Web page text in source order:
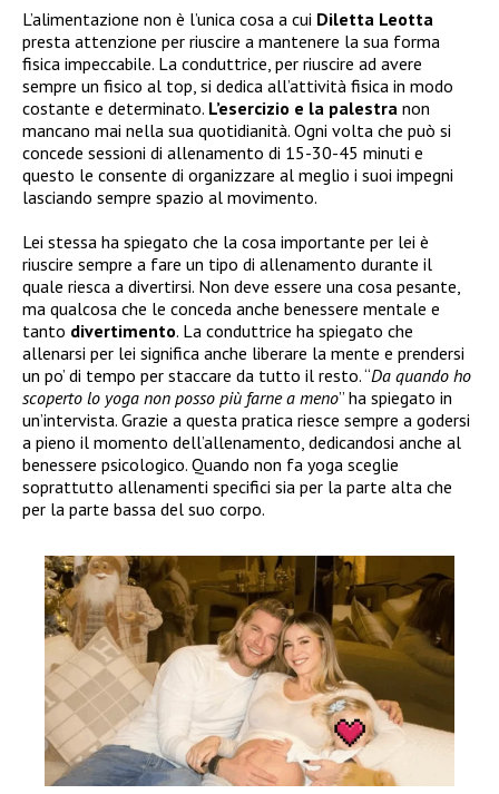
L’alimentazione non è l’unica cosa a cui Diletta Leotta
presta attenzione per riuscire a mantenere la sua forma
fisica impeccabile. La conduttrice, per riuscire ad avere
sempre un fisico al top, si dedica all’attività fisica in modo
costante e determinato. L’esercizio e la palestra non
mancano mai nella sua quotidianità. Ogni volta che può si
concede sessioni di allenamento di 15-30-45 minuti e
questo le consente di organizzare al meglio i suoi impegni
lasciando sempre spazio al movimento.
Lei stessa ha spiegato che la cosa importante per lei è
riuscire sempre a fare un tipo di allenamento durante il
quale riesca a divertirsi. Non deve essere una cosa pesante,
ma qualcosa che le conceda anche benessere mentale e
tanto divertimento. La conduttrice ha spiegato che
allenarsi per lei significa anche liberare la mente e prendersi
un po’ di tempo per staccare da tutto il resto. “Da quando ho
scoperto lo yoga non posso più farne a meno” ha spiegato in
un’intervista. Grazie a questa pratica riesce sempre a godersi
a pieno il momento dell’allenamento, dedicandosi anche al
benessere psicologico. Quando non fa yoga sceglie
soprattutto allenamenti specifici sia per la parte alta che
per la parte bassa del suo corpo.